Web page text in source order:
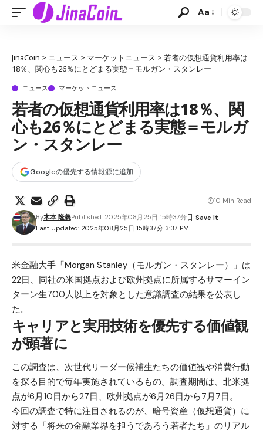
Aa
JinaCoin > ニュース > マーケットニュース > 若者の仮想通貨利用率は
18％、関心も26％にとどまる実態＝モルガン・スタンレー
ニュース マーケットニュース
若者の仮想通貨利用率は18％、関
心も26％にとどまる実態＝モルガ
ン・スタンレー
Googleの優先する情報源に追加
Last Updated: 2025年08月25日 15時37分 3:37 PM
By木本 隆義Published: 2025年08月25日 15時37分
10 Min Read
米金融大手「Morgan Stanley（モルガン・スタンレー）」は
22日、同社の米国拠点および欧州拠点に所属するサマーイン
ターン生700人以上を対象とした意識調査の結果を公表し
た。
キャリアと実用技術を優先する価値観
が顕著に
この調査は、次世代リーダー候補生たちの価値観や消費行動
を探る目的で毎年実施されているもの。調査期間は、北米拠
点が6月10日から27日、欧州拠点が6月26日から7月7日。
今回の調査で特に注目されるのが、暗号資産（仮想通貨）に
対する「将来の金融業界を担うであろう若者たち」のリアル